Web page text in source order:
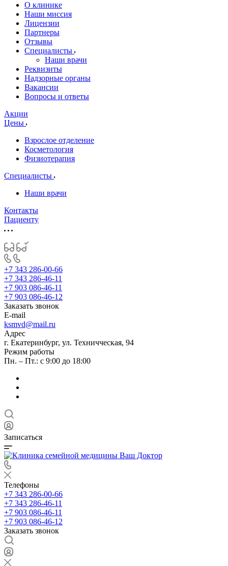
О клинике
Наши миссия
Лицензии
Партнеры
Отзывы
Специалисты
Наши врачи
Реквизиты
Надзорные органы
Вакансии
Вопросы и ответы
Акции
Цены
Взрослое отделение
Косметология
Физиотерапия
Специалисты
Наши врачи
Контакты
Пациенту
+7 343 286-00-66
+7 343 286-46-11
+7 903 086-46-11
+7 903 086-46-12
Заказать звонок
E-mail
ksmvd@mail.ru
Адрес
г. Екатеринбург, ул. Техничческая, 94
Режим работы
Пн. – Пт.: с 9:00 до 18:00
Записаться
Телефоны
+7 343 286-00-66
+7 343 286-46-11
+7 903 086-46-11
+7 903 086-46-12
Заказать звонок